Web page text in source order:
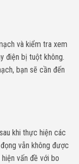
và kiểm tra xem
điện bị tuột không.
bạn sẽ cần đến
khi thực hiện các
vẫn không được
vấn đề với bo